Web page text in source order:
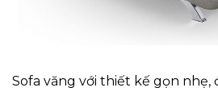
Sofa văng với thiết kế gọn nhẹ,